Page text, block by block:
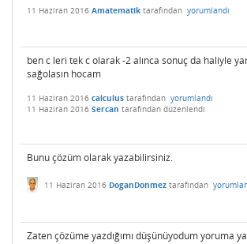
11 Haziran 2016 Amatematik tarafından yorumlandı
ben c leri tek c olarak -2 alınca sonuç da haliyle
sağolasın hocam
11 Haziran 2016 calculus tarafından yorumlandı
11 Haziran 2016 Sercan tarafından düzenlendi
Bunu çözüm olarak yazabilirsiniz.
11 Haziran 2016 DoganDonmez tarafından
Zaten çözüme yazdığımı düşünüyodum yoruma